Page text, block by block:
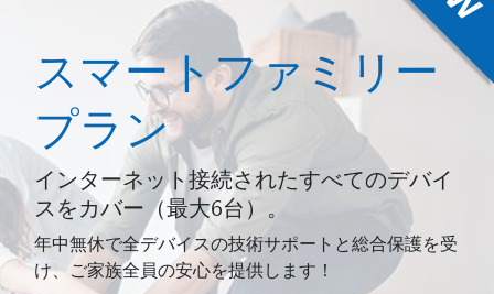
スマートファミリー
プラン
インターネット接続されたすべてのデバイ
スをカバー（最大6台）。
年中無休で全デバイスの技術サポートと総合保護を受
け、ご家族全員の安心を提供します！